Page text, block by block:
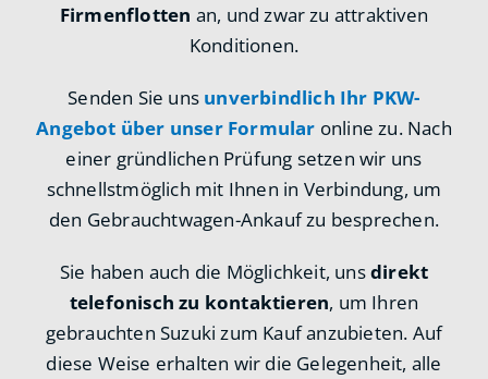
Firmenflotten an, und zwar zu attraktiven
Konditionen.
Senden Sie uns unverbindlich Ihr PKW-
Angebot über unser Formular online zu. Nach
einer gründlichen Prüfung setzen wir uns
schnellstmöglich mit Ihnen in Verbindung, um
den Gebrauchtwagen-Ankauf zu besprechen.
Sie haben auch die Möglichkeit, unsdirekt
telefonisch zu kontaktieren, um Ihren
gebrauchten Suzuki zum Kauf anzubieten. Auf
diese Weise erhalten wir die Gelegenheit, alle